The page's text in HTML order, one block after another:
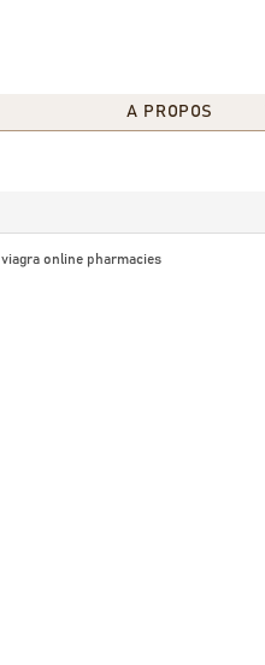
A PROPOS
viagra online pharmacies